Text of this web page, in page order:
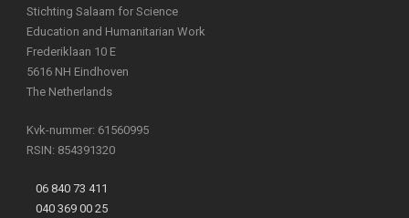
Stichting Salaam for Science
Education and Humanitarian Work
Frederiklaan 10 E
5616 NH Eindhoven
The Netherlands
Kvk-nummer: 61560995
RSIN: 854391320
06 840 73 411
040 369 00 25